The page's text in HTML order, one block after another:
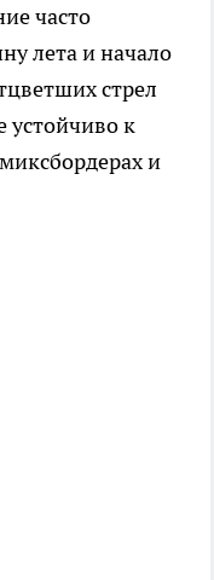
часто
лета и начало
стрел
устойчиво к
и